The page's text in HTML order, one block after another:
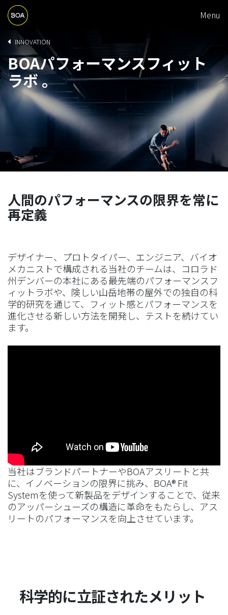
Skip to main content
N
N
V
I
G
A
T
I
O
Menu
Begin main content
B
R
E
A
D
R
U
B
INNOVATION
BOAパフォーマンスフィット
ラボ 。
人間のパフォーマンスの限界を常に
再定義
デザイナー、プロトタイパー、エンジニア、バイオ
メカニストで構成される当社のチームは、コロラド
州デンバーの本社にある最先端のパフォーマンスフ
ィットラボや、険しい山岳地帯の屋外での独自の科
学的研究を通じて、フィット感とパフォーマンスを
進化させる新しい方法を開発し、テストを続けてい
ます。
当社はブランドパートナーやBOAアスリートと共
に、イノベーションの限界に挑み、BOA® Fit
Systemを使って新製品をデザインすることで、従来
のアッパーシューズの構造に革命をもたらし、アス
リートのパフォーマンスを向上させています。
科学的に立証されたメリット